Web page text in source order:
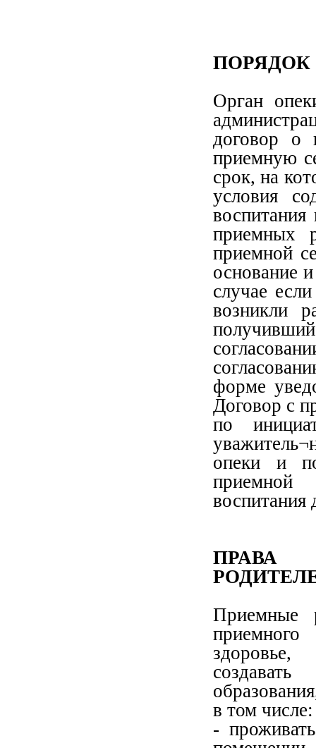
ПОРЯДОК
Орган
договор о
приемную
срок, на
условия
воспитания
приемных
приемной
основание
случае
возникли
форме
Договор с
по
опеки и
приемной
воспитания
ПРАВА
Приемные
здоровье,
в том числе:
-